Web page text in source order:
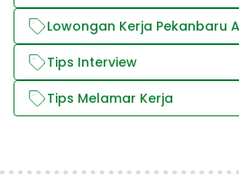
Lowongan Kerja Pekanbaru
Tips Interview
Tips Melamar Kerja